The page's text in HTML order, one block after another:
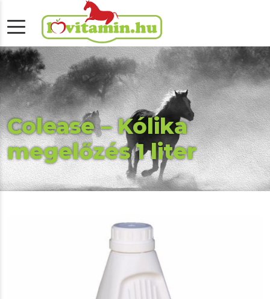
Colease – Kólika
megelőzés 1 liter